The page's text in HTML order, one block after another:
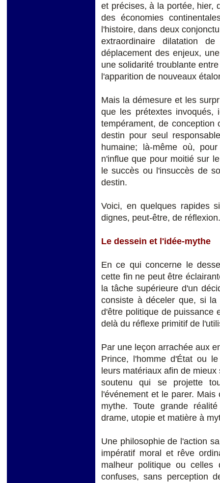
et précises, à la portée, hier,
des économies
l'histoire, dans deux
extraordinaire dilatation
déplacement des enjeux,
une solidarité troublante
l'apparition de nouveaux
Mais la démesure et les
que les prétextes
tempérament, de
destin pour seul
humaine; là-même où,
n'influe que pour moitié sur
le succès ou l'insuccès de
destin.
Voici, en quelques rapides
dignes, peut-être, de réflexion.
Le dessein et l'idée-mythe
En ce qui concerne le
cette fin ne peut être
la tâche supérieure d'un
consiste à déceler que, si
d'être politique de puissance
delà du réflexe primitif de
Par une leçon arrachée aux
Prince, l'homme d'État ou
leurs matériaux afin de
soutenu qui se projette
l'événement et le parer.
mythe. Toute grande
drame, utopie et matière à
Une philosophie de l'action
impératif moral et rêve
malheur politique ou celles
confuses, sans perception